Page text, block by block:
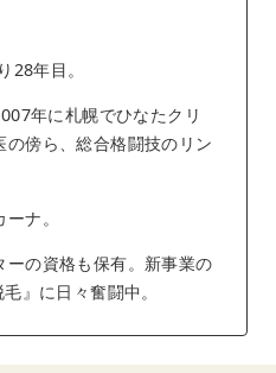
28年目。
年に札幌でひなたクリ
傍ら、総合格闘技のリン
ナ。
の資格も保有。新事業の
』に日々奮闘中。